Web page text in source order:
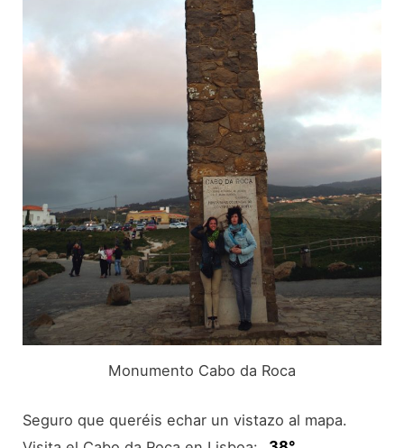
Monumento Cabo da Roca
Seguro que queréis echar un vistazo al mapa.